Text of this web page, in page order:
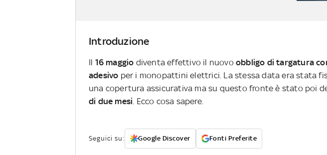
Introduzione
Il 16 maggio diventa effettivo il nuovoobbligo di targatura
adesivo per i monopattini elettrici. La stessa data era stata
una copertura assicurativa ma su questo fronte è stato poi
di due mesi. Ecco cosa sapere.
Seguici su: Google Discover Fonti Preferite